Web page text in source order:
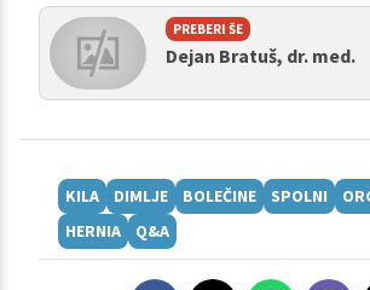
PREBERI ŠE
Dejan Bratuš, dr. med.
KILA DIMLJE BOLEČINE SPOLNI
HERNIA
Q&A